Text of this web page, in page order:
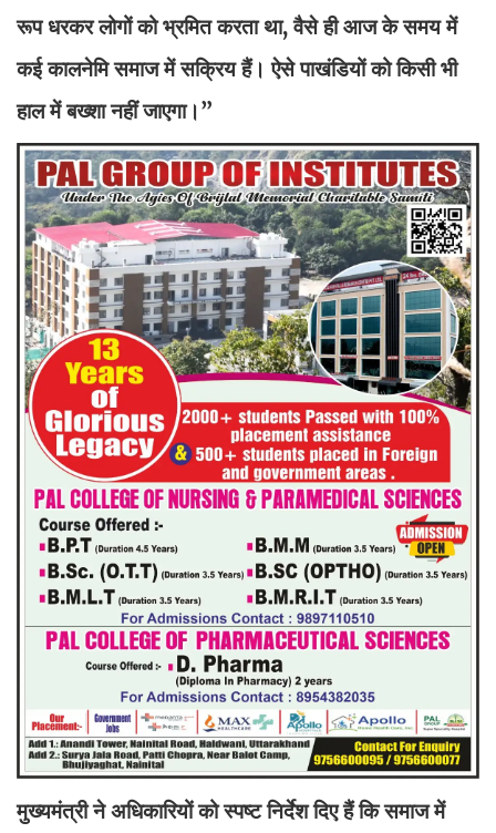
रूप धरकर लोगों को भ्रमित करता था, वैसे ही आज के समय में
कई कालनेमि समाज में सक्रिय हैं। ऐसे पाखंडियों को किसी भी
हाल में बख्शा नहीं जाएगा।”
मुख्यमंत्री ने अधिकारियों को स्पष्ट निर्देश दिए हैं कि समाज में